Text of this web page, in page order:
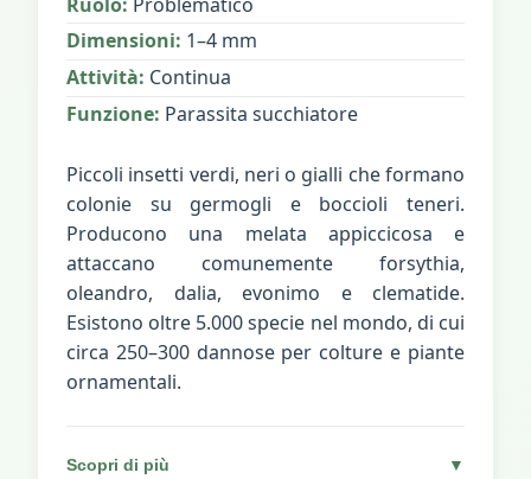
Dimensioni: 1–4 mm
Attività: Continua
Funzione: Parassita succhiatore
Piccoli insetti verdi, neri o gialli che formano
colonie su germogli e boccioli teneri.
Producono una melata appiccicosa e
attaccano comunemente forsythia,
oleandro, dalia, evonimo e clematide.
Esistono oltre 5.000 specie nel mondo, di cui
circa 250–300 dannose per colture e piante
ornamentali.
Scopri di più ▼